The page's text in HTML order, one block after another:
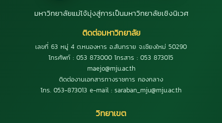
มหาวิทยาลัยแม่โจ้มุ่งสู่การเป็นมหาวิทยาลัยเชิงนิเวศ
ติดต่อมหาวิทยาลัย
เลขที่ 63 หมู่ 4 ต.หนองหาร อ.สันทราย จ.เชียงใหม่ 50290
โทรศัพท์ : 053 873000 โทรสาร : 053 873015
maejo@mju.ac.th
ติดต่องานเอกสารทางราชการ กองกลาง
โทร. 053-873013 e-mail : saraban_mju@mju.ac.th
วิทยาเขต